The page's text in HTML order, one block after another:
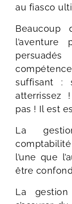
au fiasco
Beaucoup
suffisant :
atterrissez
pas ! Il est
La
l’une que
être
La